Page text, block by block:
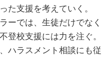
から話してよいかわから
ほしい、解決策を探して
取り入れて支援してほし
た支援を考えていく。
ーでは、生徒だけでなく
登校支援には力を注ぐ。
ハラスメント相談にも従